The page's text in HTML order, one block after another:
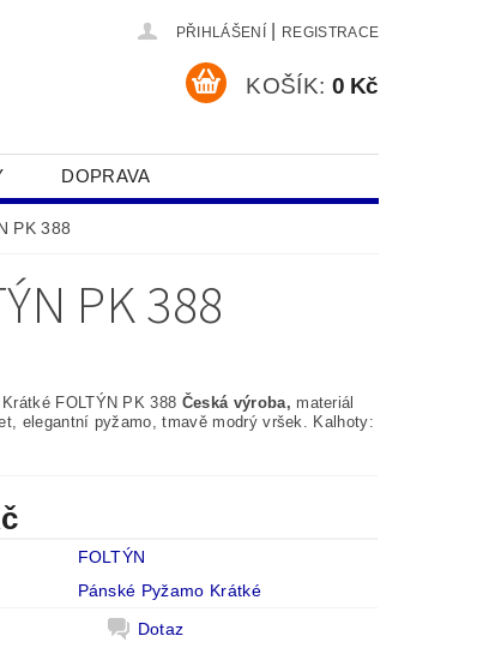
PŘIHLÁŠENÍ REGISTRACE
KOŠÍK: 0 Kč
DOPRAVA
ÚDAJŮ
PK 388
PK 388
FOLTÝN PK 388 Česká výroba, materiál
elegantní pyžamo, tmavě modrý vršek. Kalhoty:
FOLTÝN
Pánské Pyžamo Krátké
Dotaz